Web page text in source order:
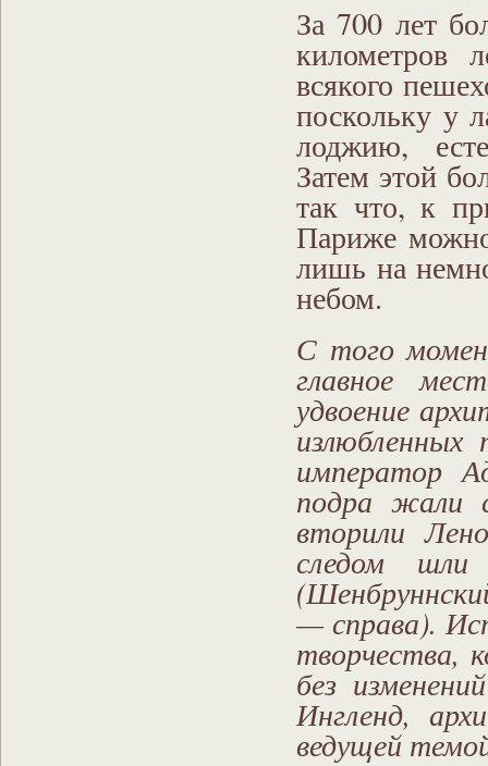
За 700 лет
всякого
поскольку у
лоджию,
Затем этой
так что, к
Париже
лишь на
небом.
С того
главное
удвоение
император
подра жали
вторили
следом шли
— справа).
творчества,
без
Ингленд,
ведущей